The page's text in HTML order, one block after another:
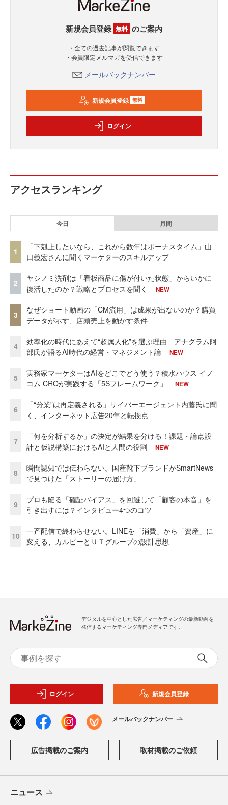
新規会員登録 無料 のご案内
・全ての過去記事が閲覧できます
・会員限定メルマガを受信できます
メールバックナンバー
新規会員登録 無料
ログイン
アクセスランキング
今日 月間
1
「下剋上したいなら、これから数年はボーナスタイム」山
口義宏さんに聞くマーケターのスキルアップ
2
ヤシノミ洗剤は「看板商品に傷が付いた状態」からいかに
復活したのか？戦略とプロセスを聞く
NEW
3
なぜショート動画の「CM流用」は成果が出ないのか？購買
データが示す、店頭売上を動かす条件
4
効率化の時代にあえて“超属人化”を選ぶ理由 アナグラム阿
部氏が語るAI時代の経営・マネジメント論
NEW
5
実務家マーケターはAIをどこでどう使う？積水ハウス イノ
コム CROが実践する「5Sフレームワーク」
NEW
6
「“分業”は再定義される」サイバーエージェント内藤氏に聞
く、インターネット広告20年と転換点
7
「何を分析するか」の決定が結果を分ける！課題・論点設
計と仮説構築におけるAIと人間の役割
NEW
8
瞬間認知では伝わらない。国産靴下ブランドがSmartNews
で見つけた「ストーリーの届け方」
9
プロも陥る「確証バイアス」を回避して「顧客の本音」を
引き出すには？インタビュー4つのコツ
10
一斉配信で終わらせない。LINEを「消費」から「資産」に
変える、カルビーとＵＴグループの設計思想
デジタルを中心とした広告／マーケティングの最新動向を
発信するマーケティング専門メディアです。
ログイン 新規会員登録
メールバックナンバー
広告掲載のご案内 取材掲載のご依頼
ニュース